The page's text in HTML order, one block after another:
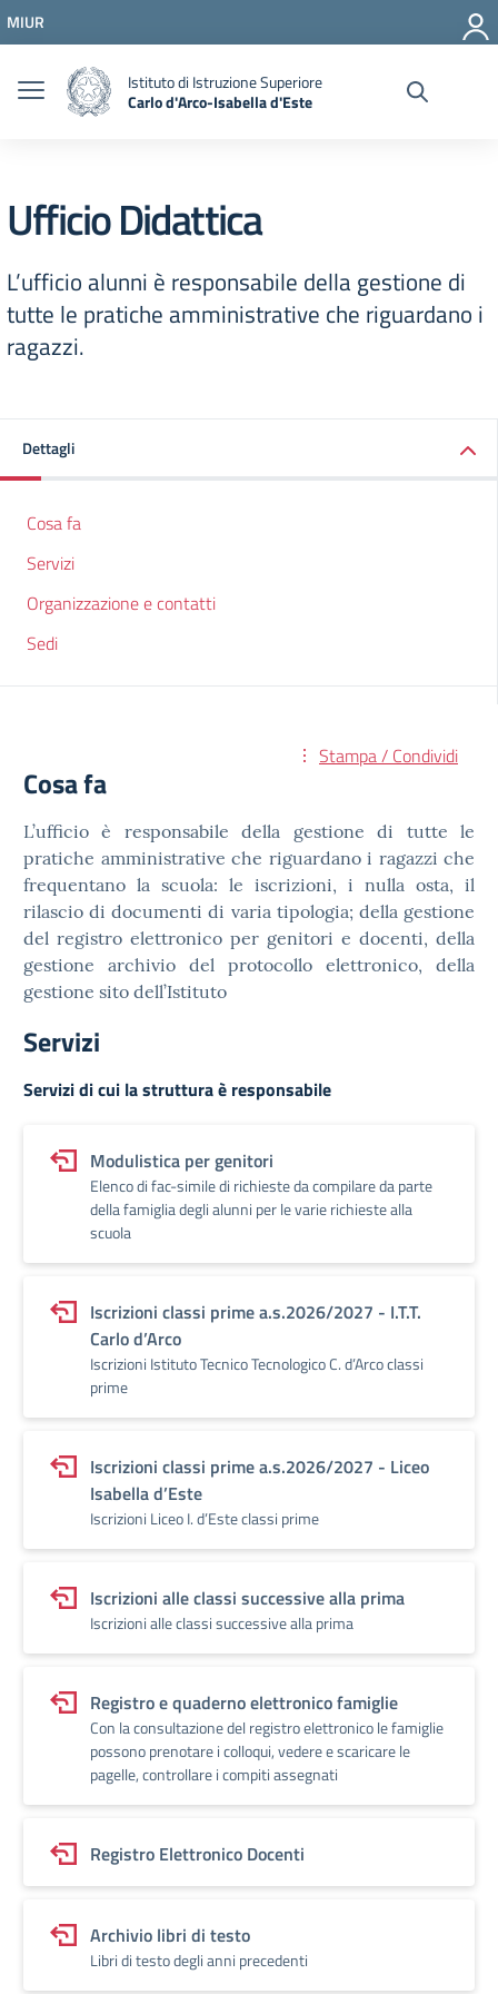
Vai al menu di navigazione
Vai al footer
MIUR
Istituto di Istruzione Superiore
Carlo d'Arco-Isabella d'Este
Ufficio Didattica
L’ufficio alunni è responsabile della gestione di
tutte le pratiche amministrative che riguardano i
ragazzi.
Dettagli
Cosa fa
Servizi
Organizzazione e contatti
Sedi
Stampa / Condividi
Cosa fa
L’ufficio è responsabile della gestione di tutte le
pratiche amministrative che riguardano i ragazzi che
frequentano la scuola: le iscrizioni, i nulla osta, il
rilascio di documenti di varia tipologia; della gestione
del registro elettronico per genitori e docenti, della
gestione archivio del protocollo elettronico, della
gestione sito dell’Istituto
Servizi
Servizi di cui la struttura è responsabile
Modulistica per genitori
Elenco di fac-simile di richieste da compilare da parte
della famiglia degli alunni per le varie richieste alla
scuola
Iscrizioni classi prime a.s.2026/2027 - I.T.T.
Carlo d’Arco
Iscrizioni Istituto Tecnico Tecnologico C. d’Arco classi
prime
Iscrizioni classi prime a.s.2026/2027 - Liceo
Isabella d’Este
Iscrizioni Liceo I. d’Este classi prime
Iscrizioni alle classi successive alla prima
Iscrizioni alle classi successive alla prima
Registro e quaderno elettronico famiglie
Con la consultazione del registro elettronico le famiglie
possono prenotare i colloqui, vedere e scaricare le
pagelle, controllare i compiti assegnati
Registro Elettronico Docenti
Archivio libri di testo
Libri di testo degli anni precedenti